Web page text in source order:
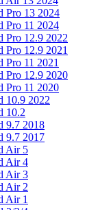
Pro 13 2024
Pro 11 2024
Pro 12.9 2022
Pro 12.9 2021
Pro 11 2021
Pro 12.9 2020
Pro 11 2020
10.9 2022
10.2
9.7 2018
9.7 2017
Air 5
Air 4
Air 3
Air 2
Air 1